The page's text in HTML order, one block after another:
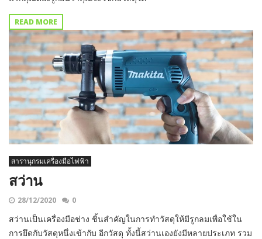
READ MORE
สารานุกรมเครื่องมือไฟฟ้า
สว่าน
28/12/2020 0
สว่านเป็นเครื่องมือช่าง ชิ้นสำคัญในการทำวัสดุให้มีรูกลมเพื่อใช้ใน
การยึดกับวัสดุหนึ่งเข้ากับ อีกวัสดุ ทั้งนี้สว่านเองยังมีหลายประเภท รวม